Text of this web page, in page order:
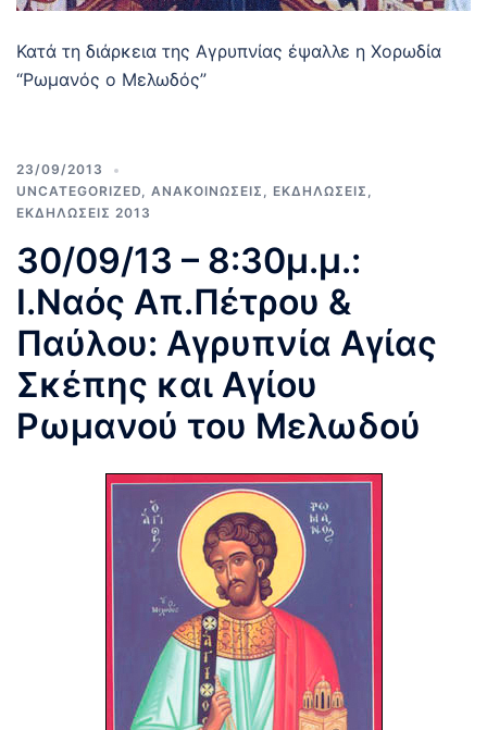
Κατά τη διάρκεια της Αγρυπνίας έψαλλε η Χορωδία
“Ρωμανός ο Μελωδός”
23/09/2013
UNCATEGORIZED, ΑΝΑΚΟΙΝΩΣΕΙΣ , ΕΚΔΗΛΩΣΕΙΣ ,
ΕΚΔΗΛΩΣΕΙΣ 2013
30/09/13 – 8:30μ.μ.:
Ι.Ναός Απ.Πέτρου &
Παύλου: Αγρυπνία Αγίας
Σκέπης και Αγίου
Ρωμανού του Μελωδού